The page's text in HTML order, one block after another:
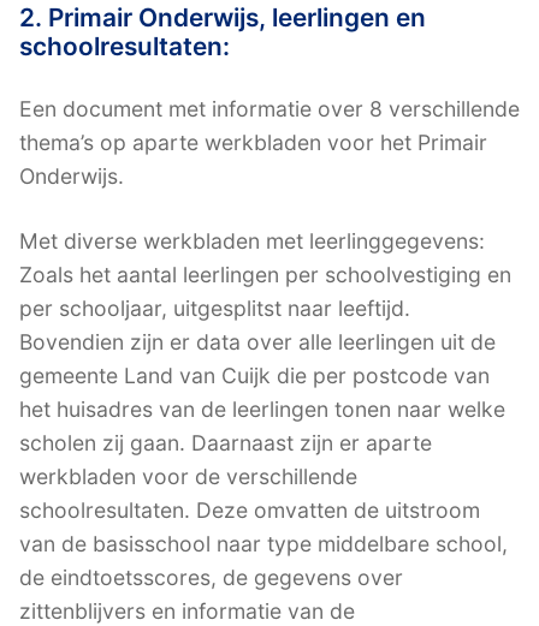
2. Primair Onderwijs, leerlingen en
schoolresultaten:
Een document met informatie over 8 verschillende
thema’s op aparte werkbladen voor het Primair
Onderwijs.
Met diverse werkbladen met leerlinggegevens:
Zoals het aantal leerlingen per schoolvestiging en
per schooljaar, uitgesplitst naar leeftijd.
Bovendien zijn er data over alle leerlingen uit de
gemeente Land van Cuijk die per postcode van
het huisadres van de leerlingen tonen naar welke
scholen zij gaan. Daarnaast zijn er aparte
werkbladen voor de verschillende
schoolresultaten. Deze omvatten de uitstroom
van de basisschool naar type middelbare school,
de eindtoetsscores, de gegevens over
zittenblijvers en informatie van de